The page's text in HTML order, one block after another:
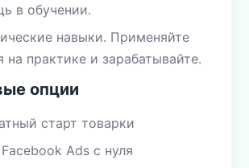
в обучении.
навыки. Применяйте
на практике и зарабатывайте.
опции
старт товарки
Ads с нуля